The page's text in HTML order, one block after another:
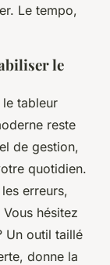
Le tempo,
le
tableur
reste
de gestion,
quotidien.
erreurs,
hésitez
Un outil taillé
donne la